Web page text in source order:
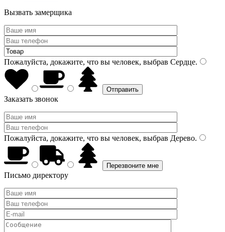
Вызвать замерщика
Пожалуйста, докажите, что вы человек, выбрав Сердце.
Заказать звонок
Пожалуйста, докажите, что вы человек, выбрав Дерево.
Письмо директору